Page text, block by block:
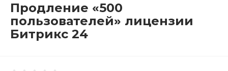
Продление «500
пользователей» лицензии
Битрикс 24